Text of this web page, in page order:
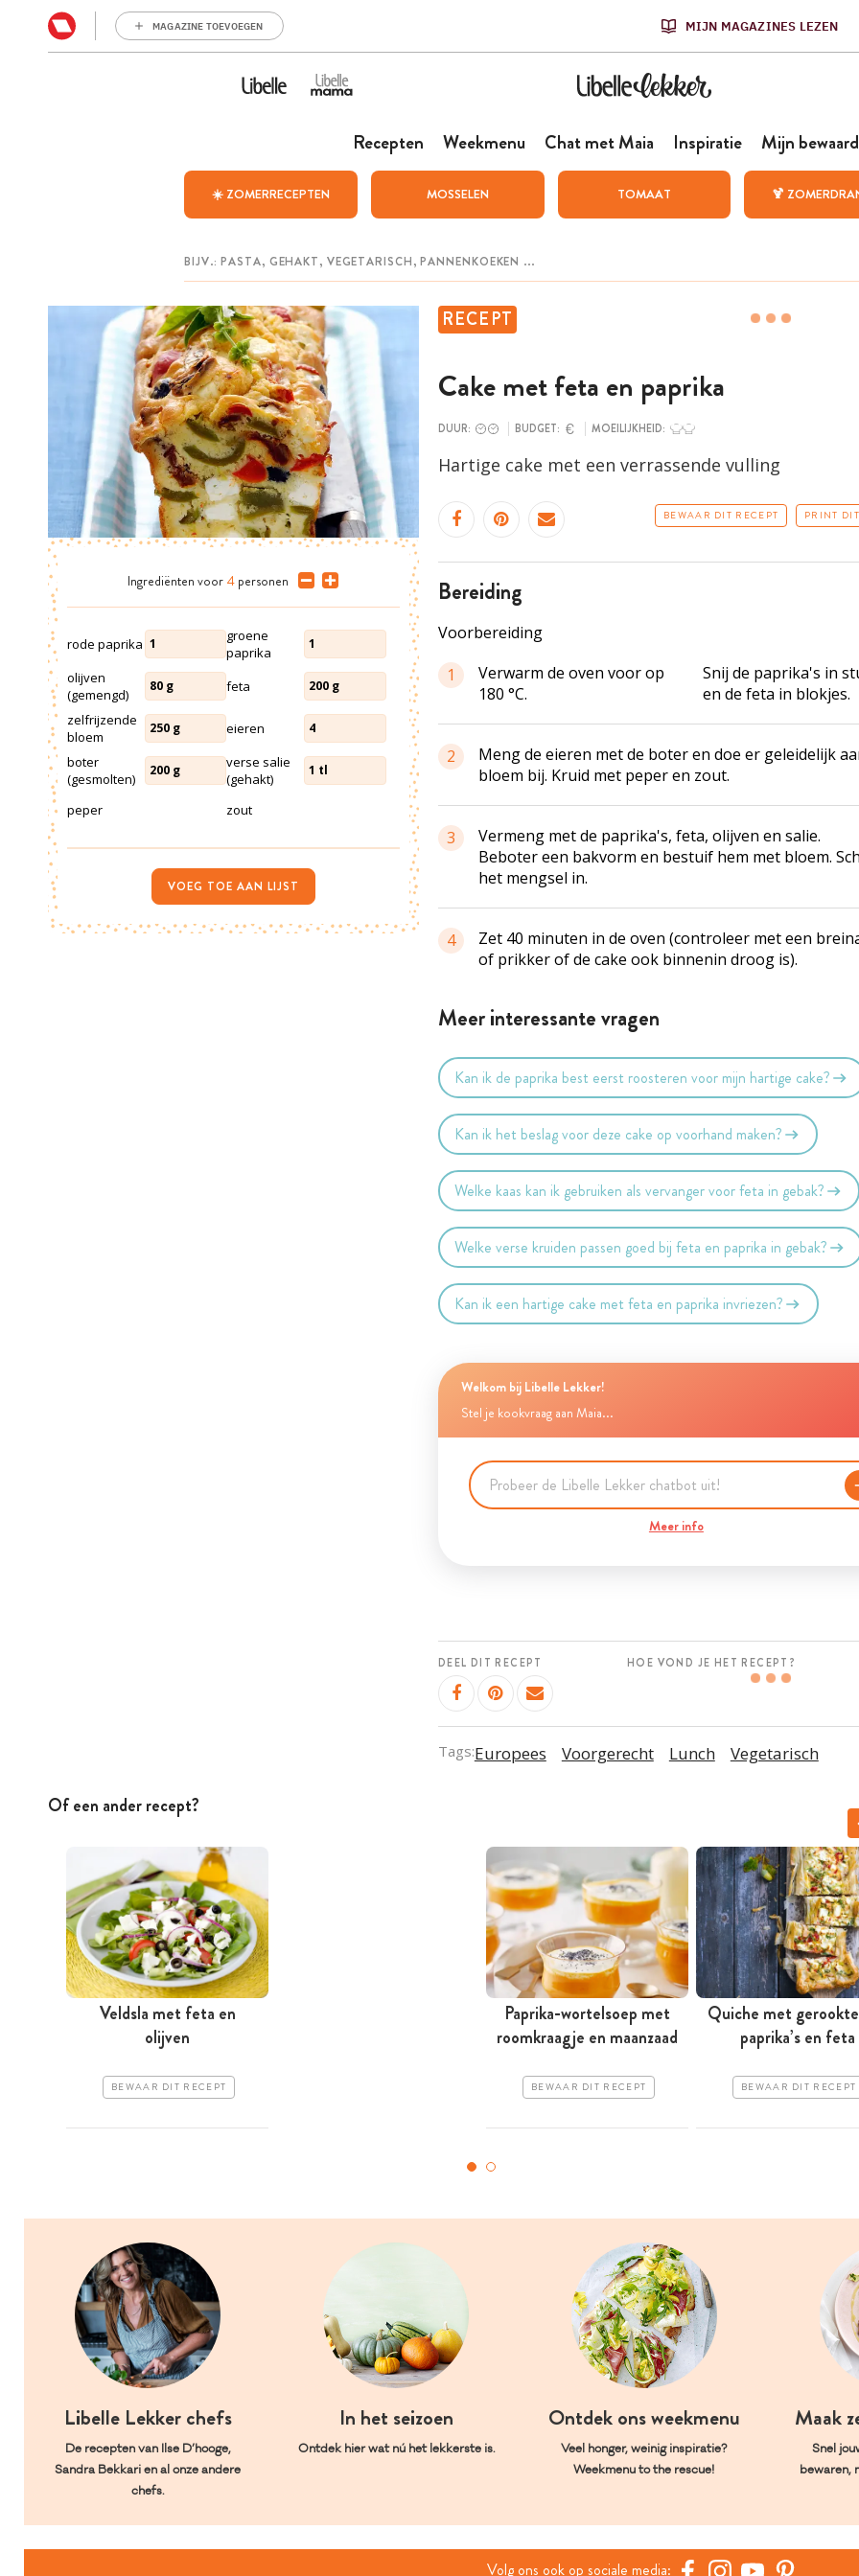
MAGAZINE TOEVOEGEN MIJN MAGAZINES LEZEN
Recepten Weekmenu Chat met Maia Inspiratie Mijn
☀️ ZOMERRECEPTEN MOSSELEN TOMAAT 🍹
RECEPT
Cake met feta en paprika
DUUR: BUDGET: MOEILIJKHEID:
Hartige cake met een verrassende vulling
BEWAAR DIT RECEPT PRINT
bereiding
Voorbereiding
1
Verwarm de oven voor op
180 °C.
Snij de paprika's in
en de feta in blokjes.
2
Meng de eieren met de boter en doe er geleidelijk
bloem bij. Kruid met peper en zout.
3
Vermeng met de paprika's, feta, olijven en salie.
Beboter een bakvorm en bestuif hem met bloem.
het mengsel in.
4
Zet 40 minuten in de oven (controleer met een
of prikker of de cake ook binnenin droog is).
Meer interessante vragen
Kan ik de paprika best eerst roosteren voor mijn hartige cake?
Kan ik het beslag voor deze cake op voorhand maken?
Welke kaas kan ik gebruiken als vervanger voor feta in gebak?
Welke verse kruiden passen goed bij feta en paprika in gebak?
Kan ik een hartige cake met feta en paprika invriezen?
Welkom bij Libelle Lekker!
Stel je kookvraag aan Maia...
Meer info
DEEL DIT RECEPT HOE VOND JE HET RECEPT?
Tags:Europees Voorgerecht Lunch Vegetarisch
Ingrediënten voor 4 personen
rode paprika 1
groene
paprika
1
olijven
(gemengd)
80 g feta 200 g
zelfrijzende
bloem
250 g eieren 4
boter
(gesmolten)
200 g
verse salie
(gehakt)
1 tl
peper zout
VOEG TOE AAN LIJST
Of een ander recept?
Veldsla met feta en
olijven
BEWAAR DIT RECEPT
Paprika-wortelsoep met
roomkraagje en maanzaad
BEWAAR DIT RECEPT
Quiche met
paprika’s en feta
BEWAAR DIT RECEPT
Libelle Lekker chefs
De recepten van Ilse D’hooge,
Sandra Bekkari en al onze andere
chefs.
In het seizoen
Ontdek hier wat nú het lekkerste is.
Ontdek ons weekmenu
Veel honger, weinig inspiratie?
Weekmenu to the rescue!
Maak
Snel
bewaren,
Volg ons ook op sociale media: